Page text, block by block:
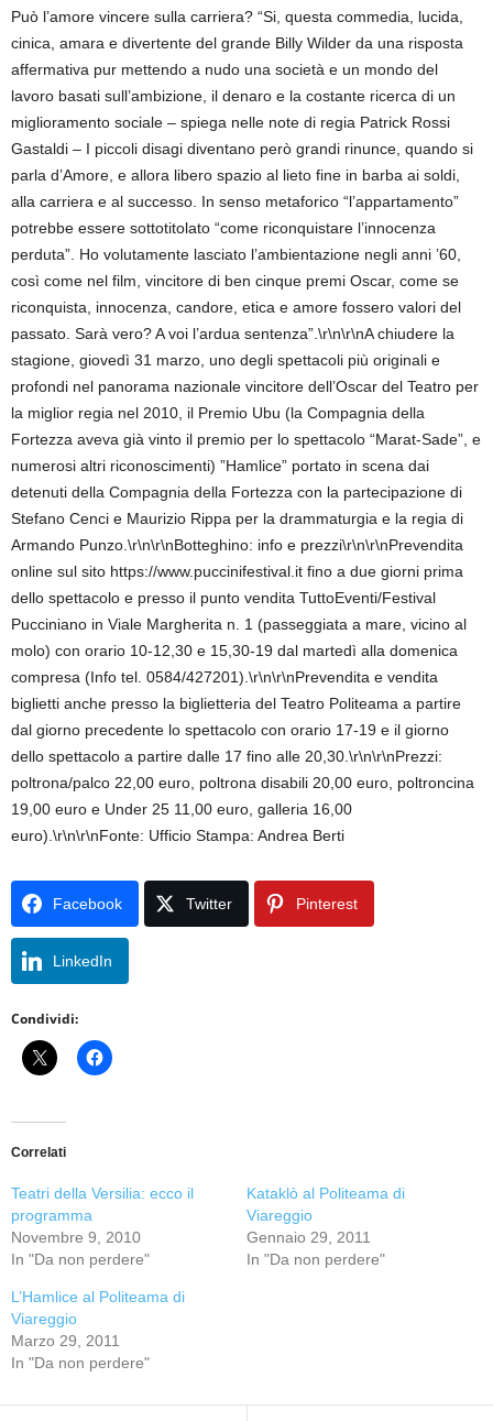
Può l’amore vincere sulla carriera? “Si, questa commedia, lucida,
cinica, amara e divertente del grande Billy Wilder da una risposta
affermativa pur mettendo a nudo una società e un mondo del
lavoro basati sull’ambizione, il denaro e la costante ricerca di un
miglioramento sociale – spiega nelle note di regia Patrick Rossi
Gastaldi – I piccoli disagi diventano però grandi rinunce, quando si
parla d’Amore, e allora libero spazio al lieto fine in barba ai soldi,
alla carriera e al successo. In senso metaforico “l’appartamento”
potrebbe essere sottotitolato “come riconquistare l’innocenza
perduta”. Ho volutamente lasciato l’ambientazione negli anni ’60,
così come nel film, vincitore di ben cinque premi Oscar, come se
riconquista, innocenza, candore, etica e amore fossero valori del
passato. Sarà vero? A voi l’ardua sentenza”.\r\n\r\nA chiudere la
stagione, giovedì 31 marzo, uno degli spettacoli più originali e
profondi nel panorama nazionale vincitore dell’Oscar del Teatro per
la miglior regia nel 2010, il Premio Ubu (la Compagnia della
Fortezza aveva già vinto il premio per lo spettacolo “Marat-Sade”, e
numerosi altri riconoscimenti) ”Hamlice” portato in scena dai
detenuti della Compagnia della Fortezza con la partecipazione di
Stefano Cenci e Maurizio Rippa per la drammaturgia e la regia di
Armando Punzo.\r\n\r\nBotteghino: info e prezzi\r\n\r\nPrevendita
online sul sito https://www.puccinifestival.it fino a due giorni prima
dello spettacolo e presso il punto vendita TuttoEventi/Festival
Pucciniano in Viale Margherita n. 1 (passeggiata a mare, vicino al
molo) con orario 10-12,30 e 15,30-19 dal martedì alla domenica
compresa (Info tel. 0584/427201).\r\n\r\nPrevendita e vendita
biglietti anche presso la biglietteria del Teatro Politeama a partire
dal giorno precedente lo spettacolo con orario 17-19 e il giorno
dello spettacolo a partire dalle 17 fino alle 20,30.\r\n\r\nPrezzi:
poltrona/palco 22,00 euro, poltrona disabili 20,00 euro, poltroncina
19,00 euro e Under 25 11,00 euro, galleria 16,00
euro).\r\n\r\nFonte: Ufficio Stampa: Andrea Berti
Facebook Twitter Pinterest
LinkedIn
Condividi:
Correlati
Teatri della Versilia: ecco il
programma
Novembre 9, 2010
In "Da non perdere"
Kataklò al Politeama di
Viareggio
Gennaio 29, 2011
In "Da non perdere"
L’Hamlice al Politeama di
Viareggio
Marzo 29, 2011
In "Da non perdere"